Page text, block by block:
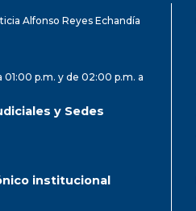
Alfonso Reyes Echandía
p.m. y de 02:00 p.m. a
y Sedes
institucional